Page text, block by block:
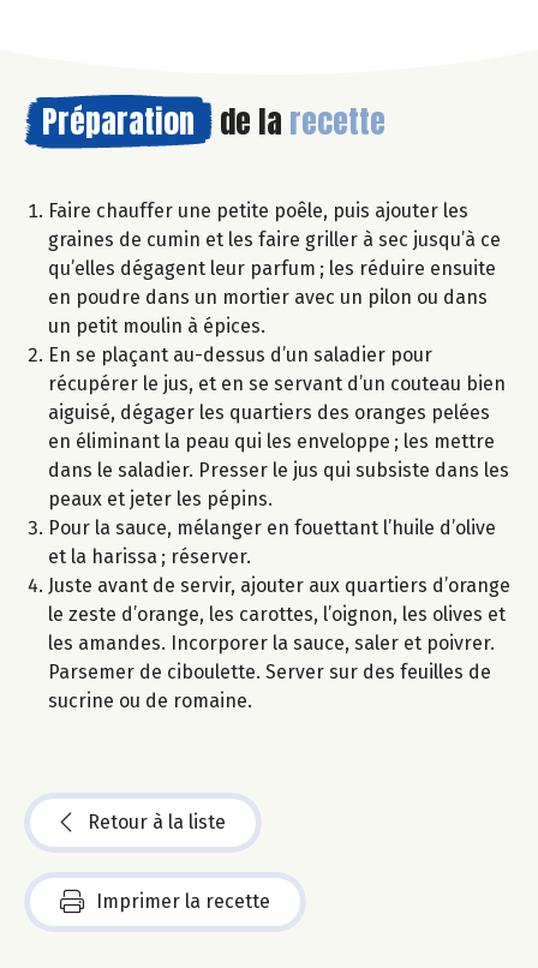
Préparation de la recette
Faire chauffer une petite poêle, puis ajouter les
graines de cumin et les faire griller à sec jusqu’à ce
qu’elles dégagent leur parfum ; les réduire ensuite
en poudre dans un mortier avec un pilon ou dans
un petit moulin à épices.
En se plaçant au-dessus d’un saladier pour
récupérer le jus, et en se servant d’un couteau bien
aiguisé, dégager les quartiers des oranges pelées
en éliminant la peau qui les enveloppe ; les mettre
dans le saladier. Presser le jus qui subsiste dans les
peaux et jeter les pépins.
Pour la sauce, mélanger en fouettant l’huile d’olive
et la harissa ; réserver.
Juste avant de servir, ajouter aux quartiers d’orange
le zeste d’orange, les carottes, l’oignon, les olives et
les amandes. Incorporer la sauce, saler et poivrer.
Parsemer de ciboulette. Server sur des feuilles de
sucrine ou de romaine.
Retour à la liste
Imprimer la recette